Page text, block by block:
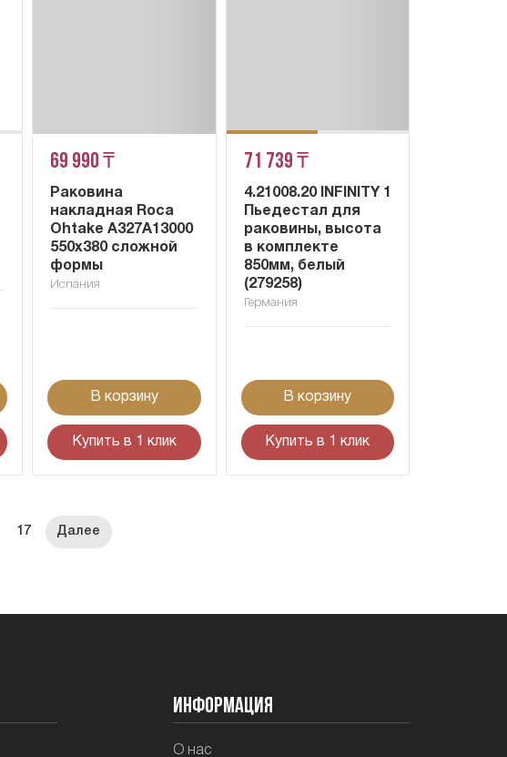
69 990 ₸
Раковина
накладная Roca
Ohtake A327A13000
550x380 сложной
формы
Испания
В корзину
Купить в 1 клик
71 739 ₸
4.21008.20 INFINITY 1
Пьедестал для
раковины, высота
в комплекте
850мм, белый
(279258)
Германия
В корзину
Купить в 1 клик
17
Информация
О нас